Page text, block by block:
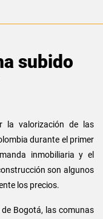
subido
la valorización de las
durante el primer
inmobiliaria y el
son algunos
los precios.
Bogotá, las comunas